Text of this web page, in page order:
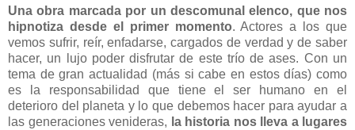
Una obra marcada por un descomunal elenco, que nos
hipnotiza desde el primer momento. Actores a los que
vemos sufrir, reír, enfadarse, cargados de verdad y de saber
hacer, un lujo poder disfrutar de este trío de ases. Con un
tema de gran actualidad (más si cabe en estos días) como
es la responsabilidad que tiene el ser humano en el
deterioro del planeta y lo que debemos hacer para ayudar a
las generaciones venideras, la historia nos lleva a lugares